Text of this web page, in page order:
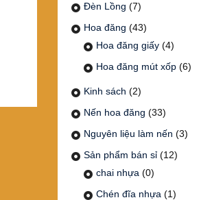
Đèn Lồng (7)
Hoa đăng (43)
Hoa đăng giấy (4)
Hoa đăng mút xốp (6)
Kinh sách (2)
Nến hoa đăng (33)
Nguyên liệu làm nến (3)
Sản phẩm bán sỉ (12)
chai nhựa (0)
Chén đĩa nhựa (1)